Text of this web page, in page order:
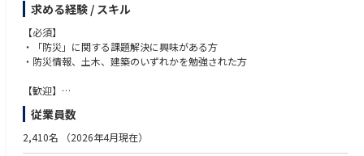
■広域防災計画 （受援・応援計画）、各種災害活動計画の策定支援
■都市防災・施設防災計画、所管施設の防災機能強化に関わるガイドライ
ン・計画・設計
■各種災害を想定した広域避難計画の策定、防災訓練の企画・実施
■災害時に必要な機能を一元的に集約・管理する総合防災情報システムの
【仕事内容詳細】
国、地方公共団体、民間から依頼を受けて、防災に関する様々な課題解決
求める経験 / スキル
【必須】
・「防災」に関する課題解決に興味がある方
・防災情報、土木、建築のいずれかを勉強された方
【歓迎】
・建設コンサルタントもしくはシンクタンクで働いた経験がある方
・技術士もしくは気象予報士を保有している方（即戦力）
・内閣府、国土交通省における防災計画業務（地震・津波・洪水・砂防・
従業員数
2,410名 （2026年4月現在）